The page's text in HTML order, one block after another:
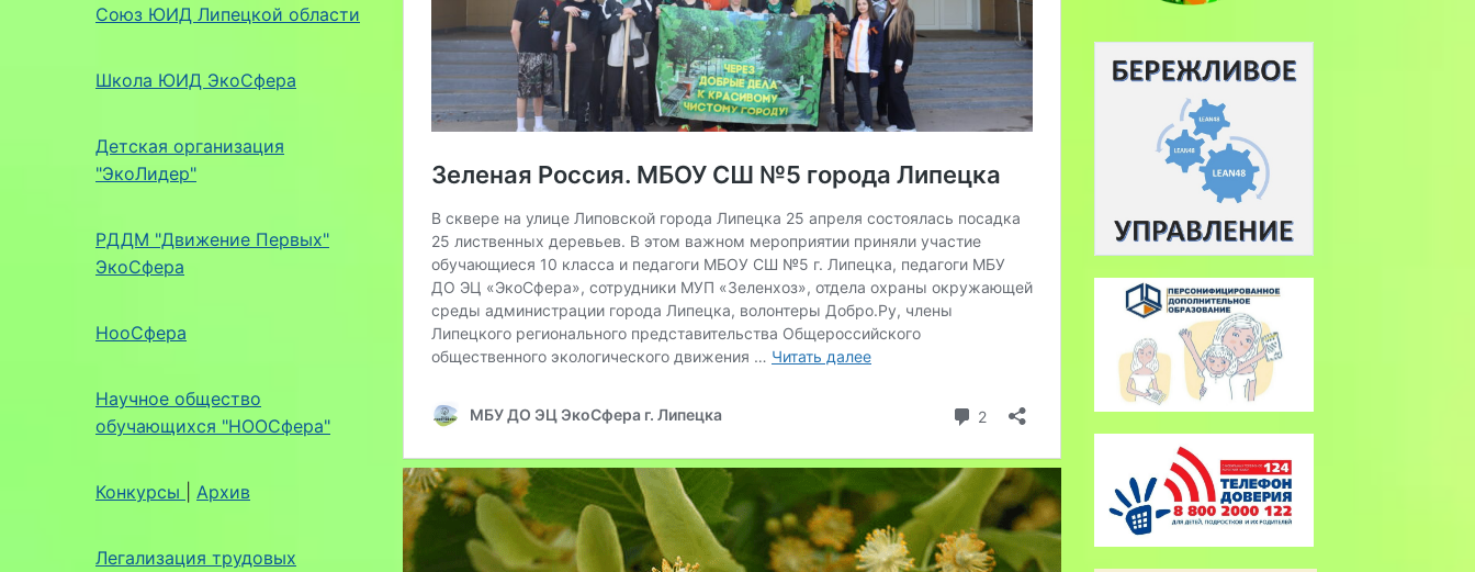
Союз ЮИД Липецкой области
Школа ЮИД ЭкоСфера
Детская организация
"ЭкоЛидер"
РДДМ "Движение Первых"
ЭкоСфера
НооСфера
Научное общество
обучающихся "НООСфера"
Конкурсы Архив
Легализация трудовых